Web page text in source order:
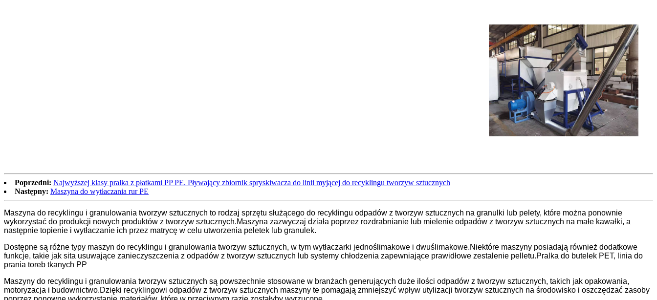
Poprzedni: Najwyższej klasy pralka z płatkami PP PE. Pływający zbiornik spryskiwacza do linii myjącej do recyklingu tworzyw sztucznych
Następny: Maszyna do wytłaczania rur PE
Maszyna do recyklingu i granulowania tworzyw sztucznych to rodzaj sprzętu służącego do recyklingu odpadów z tworzyw sztucznych na granulki lub pelety, które można ponownie
wykorzystać do produkcji nowych produktów z tworzyw sztucznych.Maszyna zazwyczaj działa poprzez rozdrabnianie lub mielenie odpadów z tworzyw sztucznych na małe kawałki, a
następnie topienie i wytłaczanie ich przez matrycę w celu utworzenia peletek lub granulek.
Dostępne są różne typy maszyn do recyklingu i granulowania tworzyw sztucznych, w tym wytłaczarki jednoślimakowe i dwuślimakowe.Niektóre maszyny posiadają również dodatkowe
funkcje, takie jak sita usuwające zanieczyszczenia z odpadów z tworzyw sztucznych lub systemy chłodzenia zapewniające prawidłowe zestalenie pelletu.Pralka do butelek PET, linia do
prania toreb tkanych PP
Maszyny do recyklingu i granulowania tworzyw sztucznych są powszechnie stosowane w branżach generujących duże ilości odpadów z tworzyw sztucznych, takich jak opakowania,
motoryzacja i budownictwo.Dzięki recyklingowi odpadów z tworzyw sztucznych maszyny te pomagają zmniejszyć wpływ utylizacji tworzyw sztucznych na środowisko i oszczędzać zasoby